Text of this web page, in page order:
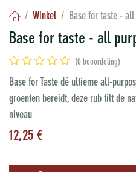
Winkel Base for taste -
Base for taste - all
(0 beoordeling)
Base for Taste dé ultieme all-
groenten bereidt, deze rub tilt de
niveau
12,25 €